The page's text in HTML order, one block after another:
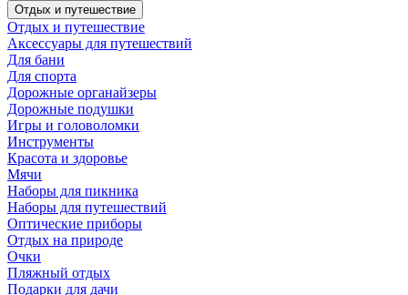
Отдых и путешествие
Отдых и путешествие
Аксессуары для путешествий
Для бани
Для спорта
Дорожные органайзеры
Дорожные подушки
Игры и головоломки
Инструменты
Красота и здоровье
Мячи
Наборы для пикника
Наборы для путешествий
Оптические приборы
Отдых на природе
Очки
Пляжный отдых
Подарки для дачи